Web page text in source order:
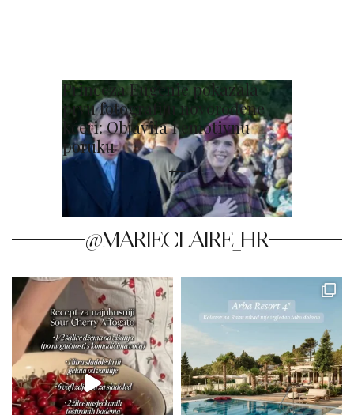
Princeza Eugenie pokazala
prvu fotografiju novorođene
kćeri: Objavila i emotivnu
poruku
@MARIECLAIRE_HR